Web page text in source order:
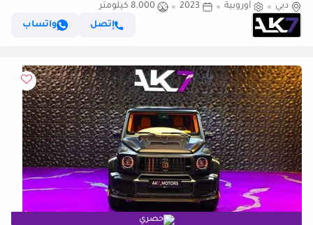
دبي
أوروبية 2023
8,000 كيلومتر
إتصل
واتساب
حصري